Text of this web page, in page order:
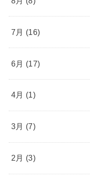
7月 (16)
6月 (17)
4月 (1)
3月 (7)
2月 (3)